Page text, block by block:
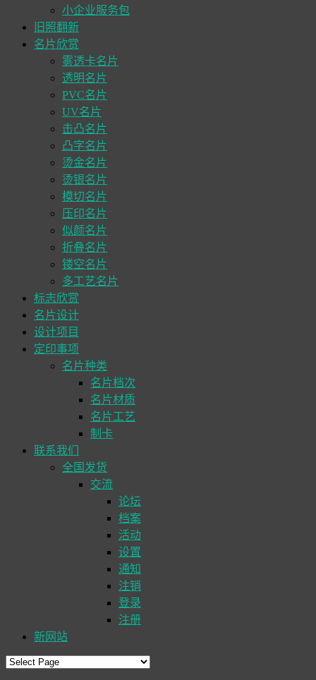
小企业服务包
旧照翻新
名片欣赏
雾透卡名片
透明名片
PVC名片
UV名片
击凸名片
凸字名片
烫金名片
烫银名片
模切名片
压印名片
似颜名片
折叠名片
镂空名片
多工艺名片
标志欣赏
名片设计
设计项目
定印事项
名片种类
名片档次
名片材质
名片工艺
制卡
联系我们
全国发货
交流
论坛
档案
活动
设置
通知
注销
登录
注册
新网站